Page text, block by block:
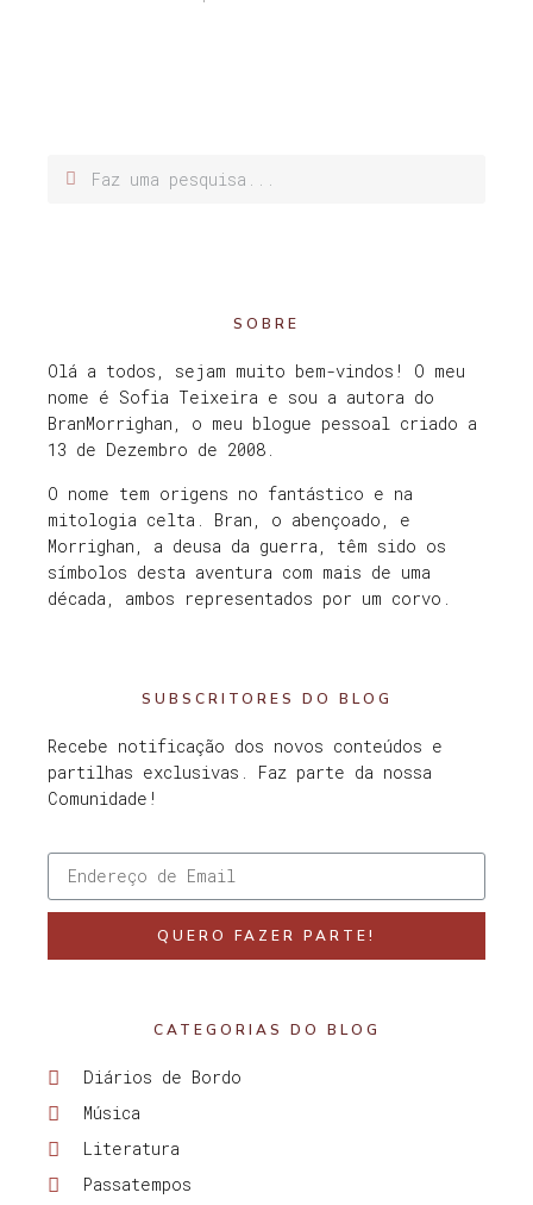
SOBRE
Olá a todos, sejam muito bem-vindos! O meu
nome é Sofia Teixeira e sou a autora do
BranMorrighan, o meu blogue pessoal criado a
13 de Dezembro de 2008.
O nome tem origens no fantástico e na
mitologia celta. Bran, o abençoado, e
Morrighan, a deusa da guerra, têm sido os
símbolos desta aventura com mais de uma
década, ambos representados por um corvo.
SUBSCRITORES DO BLOG
Recebe notificação dos novos conteúdos e
partilhas exclusivas. Faz parte da nossa
Comunidade!
QUERO FAZER PARTE!
CATEGORIAS DO BLOG
Diários de Bordo
Música
Literatura
Passatempos